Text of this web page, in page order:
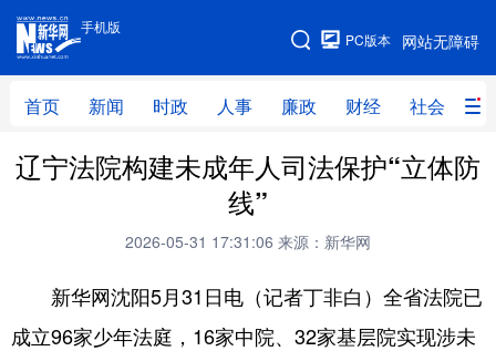
手机版
网站无障碍
PC版本
首页 新闻 时政 人事 廉政 财经 社会 科
手机版
网站地图
首页 新闻 时政 人事
体育 视频 直播 无人机
辽宁法院构建未成年人司法保护“立体防
线”
2026-05-31 17:31:06 来源：新华网
新华网沈阳5月31日电（记者丁非白）全省法院已
成立96家少年法庭，16家中院、32家基层院实现涉未